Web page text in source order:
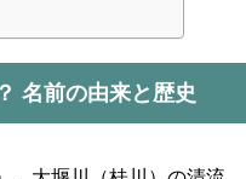
名前の由来と歴史